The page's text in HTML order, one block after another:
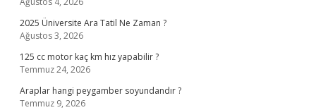
2025 Üniversite Ara Tatil Ne Zaman ?
Ağustos 3, 2026
125 cc motor kaç km hız yapabilir ?
Temmuz 24, 2026
Araplar hangi peygamber soyundandır ?
Temmuz 9, 2026